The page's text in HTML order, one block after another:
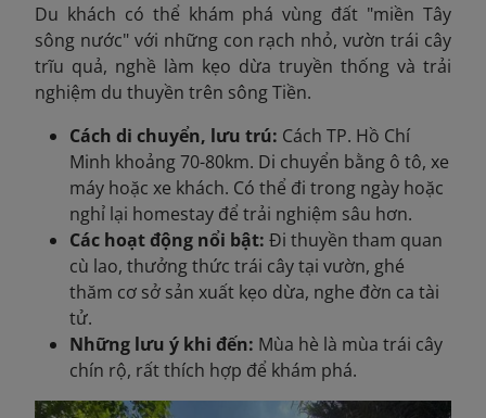
Du khách có thể khám phá vùng đất "miền Tây
sông nước" với những con rạch nhỏ, vườn trái cây
trĩu quả, nghề làm kẹo dừa truyền thống và trải
nghiệm du thuyền trên sông Tiền.
Cách di chuyển, lưu trú: Cách TP. Hồ Chí
Minh khoảng 70-80km. Di chuyển bằng ô tô, xe
máy hoặc xe khách. Có thể đi trong ngày hoặc
nghỉ lại homestay để trải nghiệm sâu hơn.
Các hoạt động nổi bật: Đi thuyền tham quan
cù lao, thưởng thức trái cây tại vườn, ghé
thăm cơ sở sản xuất kẹo dừa, nghe đờn ca tài
tử.
Những lưu ý khi đến: Mùa hè là mùa trái cây
chín rộ, rất thích hợp để khám phá.